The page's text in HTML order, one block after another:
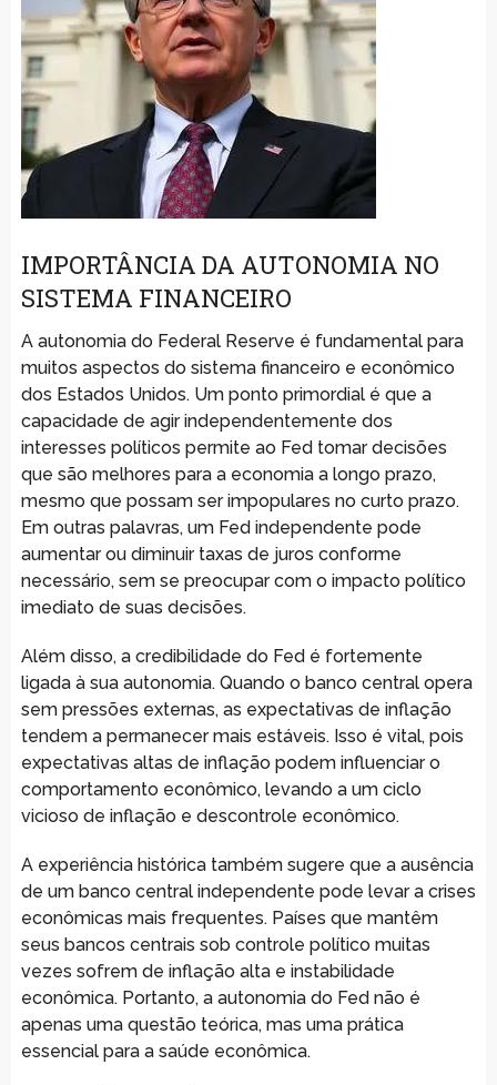
IMPORTÂNCIA DA AUTONOMIA NO
SISTEMA FINANCEIRO
A autonomia do Federal Reserve é fundamental para
muitos aspectos do sistema financeiro e econômico
dos Estados Unidos. Um ponto primordial é que a
capacidade de agir independentemente dos
interesses políticos permite ao Fed tomar decisões
que são melhores para a economia a longo prazo,
mesmo que possam ser impopulares no curto prazo.
Em outras palavras, um Fed independente pode
aumentar ou diminuir taxas de juros conforme
necessário, sem se preocupar com o impacto político
imediato de suas decisões.
Além disso, a credibilidade do Fed é fortemente
ligada à sua autonomia. Quando o banco central opera
sem pressões externas, as expectativas de inflação
tendem a permanecer mais estáveis. Isso é vital, pois
expectativas altas de inflação podem influenciar o
comportamento econômico, levando a um ciclo
vicioso de inflação e descontrole econômico.
A experiência histórica também sugere que a ausência
de um banco central independente pode levar a crises
econômicas mais frequentes. Países que mantêm
seus bancos centrais sob controle político muitas
vezes sofrem de inflação alta e instabilidade
econômica. Portanto, a autonomia do Fed não é
apenas uma questão teórica, mas uma prática
essencial para a saúde econômica.